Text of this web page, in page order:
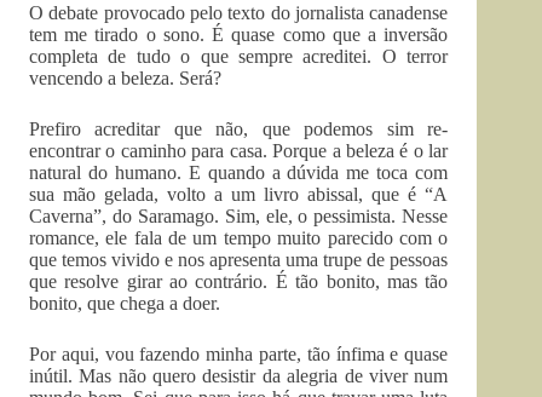
O debate provocado pelo texto do jornalista canadense
tem me tirado o sono. É quase como que a inversão
completa de tudo o que sempre acreditei. O terror
vencendo a beleza. Será?
Prefiro acreditar que não, que podemos sim re-
encontrar o caminho para casa. Porque a beleza é o lar
natural do humano. E quando a dúvida me toca com
sua mão gelada, volto a um livro abissal, que é “A
Caverna”, do Saramago. Sim, ele, o pessimista. Nesse
romance, ele fala de um tempo muito parecido com o
que temos vivido e nos apresenta uma trupe de pessoas
que resolve girar ao contrário. É tão bonito, mas tão
bonito, que chega a doer.
Por aqui, vou fazendo minha parte, tão ínfima e quase
inútil. Mas não quero desistir da alegria de viver num